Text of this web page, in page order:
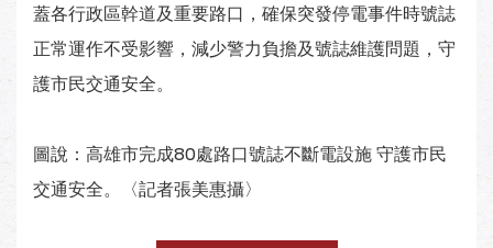
蓋各行政區幹道及重要路口，確保突發停電事件時號誌
正常運作不受影響，減少警力負擔及號誌維護問題，守
護市民交通安全。
圖說：高雄市完成80處路口號誌不斷電設施 守護市民
交通安全。〈記者張美惠攝〉